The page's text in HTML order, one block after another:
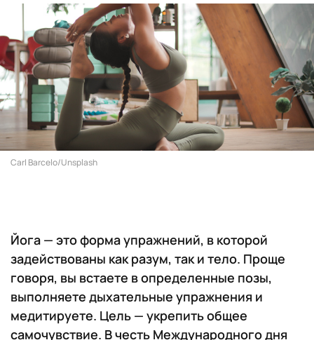
Carl Barcelo/Unsplash
Йога — это форма упражнений, в которой
задействованы как разум, так и тело. Проще
говоря, вы встаете в определенные позы,
выполняете дыхательные упражнения и
медитируете. Цель — укрепить общее
самочувствие. В честь Международного дня